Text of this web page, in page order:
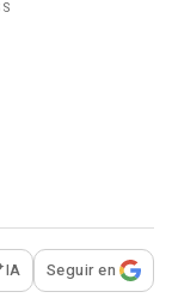
para
IA Seguir en